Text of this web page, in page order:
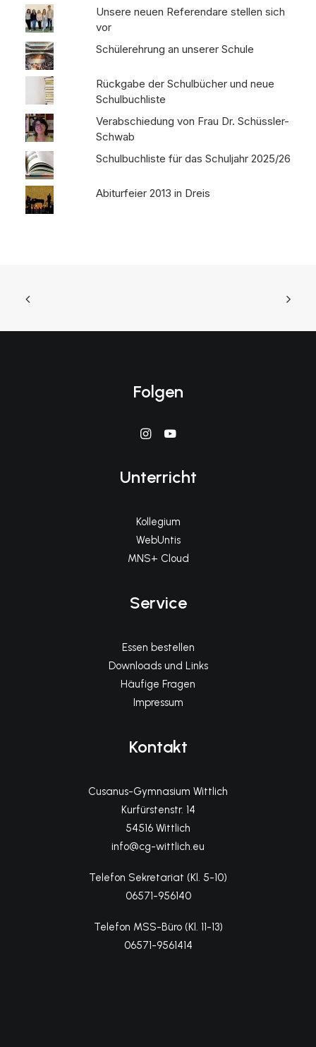
Unsere neuen Referendare stellen sich
vor
Schülerehrung an unserer Schule
Rückgabe der Schulbücher und neue
Schulbuchliste
Verabschiedung von Frau Dr. Schüssler-
Schwab
Schulbuchliste für das Schuljahr 2025/26
Abiturfeier 2013 in Dreis
Folgen
Unterricht
Kollegium
WebUntis
MNS+ Cloud
Service
Essen bestellen
Downloads und Links
Häufige Fragen
Impressum
Kontakt
Cusanus-Gymnasium Wittlich
Kurfürstenstr. 14
54516 Wittlich
info@cg-wittlich.eu
Telefon Sekretariat (Kl. 5-10)
06571-956140
Telefon MSS-Büro (Kl. 11-13)
06571-9561414